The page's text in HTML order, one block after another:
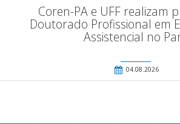
Coren-PA e UFF realizam
Doutorado Profissional em
Assistencial no
04.08.2026